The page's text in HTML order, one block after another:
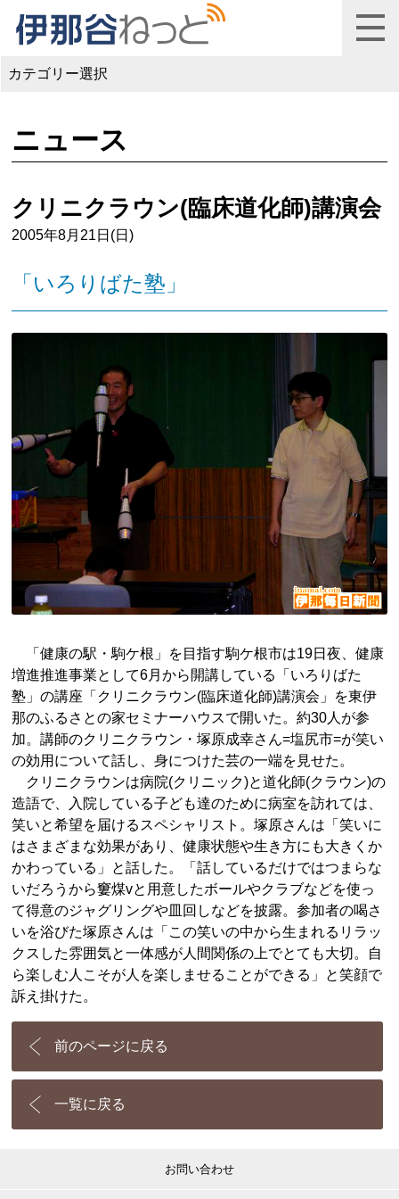
カテゴリー選択
ニュース
クリニクラウン(臨床道化師)講演会
2005年8月21日(日)
「いろりばた塾」
「健康の駅・駒ケ根」を目指す駒ケ根市は19日夜、健康
増進推進事業として6月から開講している「いろりばた
塾」の講座「クリニクラウン(臨床道化師)講演会」を東伊
那のふるさとの家セミナーハウスで開いた。約30人が参
加。講師のクリニクラウン・塚原成幸さん=塩尻市=が笑い
の効用について話し、身につけた芸の一端を見せた。
クリニクラウンは病院(クリニック)と道化師(クラウン)の
造語で、入院している子ども達のために病室を訪れては、
笑いと希望を届けるスペシャリスト。塚原さんは「笑いに
はさまざまな効果があり、健康状態や生き方にも大きくか
かわっている」と話した。「話しているだけではつまらな
いだろうから窶煤vと用意したボールやクラブなどを使っ
て得意のジャグリングや皿回しなどを披露。参加者の喝さ
いを浴びた塚原さんは「この笑いの中から生まれるリラッ
クスした雰囲気と一体感が人間関係の上でとても大切。自
ら楽しむ人こそが人を楽しませることができる」と笑顔で
訴え掛けた。
前のページに戻る
一覧に戻る
お問い合わせ